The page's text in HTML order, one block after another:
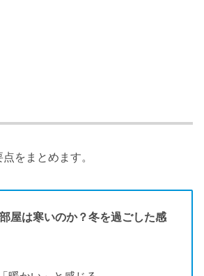
をまとめます。
屋は寒いのか？冬を過ごした感